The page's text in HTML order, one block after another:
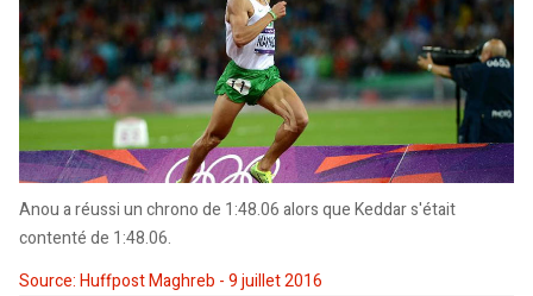
Anou a réussi un chrono de 1:48.06 alors que Keddar s'était
contenté de 1:48.06.
Source: Huffpost Maghreb - 9 juillet 2016